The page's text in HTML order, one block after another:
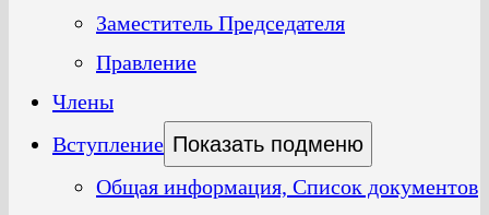
Заместитель Председателя
Правление
Члены
Вступление Показать подменю
Общая информация, Список документов